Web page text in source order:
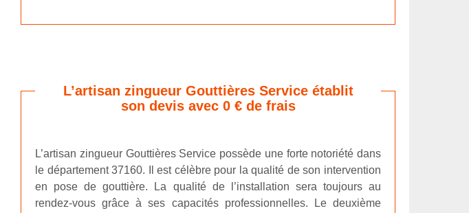
L’artisan zingueur Gouttières Service établit
son devis avec 0 € de frais
L’artisan zingueur Gouttières Service possède une forte notoriété dans
le département 37160. Il est célèbre pour la qualité de son intervention
en pose de gouttière. La qualité de l’installation sera toujours au
rendez-vous grâce à ses capacités professionnelles. Le deuxième